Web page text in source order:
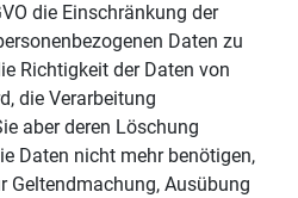
die Einschränkung der
Daten zu
Richtigkeit der Daten von
die Verarbeitung
aber deren Löschung
Daten nicht mehr benötigen,
Geltendmachung, Ausübung